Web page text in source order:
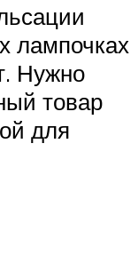
лампочках
Нужно
товар
для